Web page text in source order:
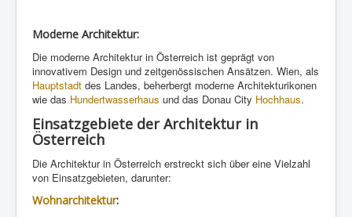
Moderne Architektur:
Die moderne Architektur in Österreich ist geprägt von
innovativem Design und zeitgenössischen Ansätzen. Wien, als
Hauptstadt des Landes, beherbergt moderne Architekturikonen
wie das Hundertwasserhaus und das Donau City Hochhaus.
Einsatzgebiete der Architektur in
Österreich
Die Architektur in Österreich erstreckt sich über eine Vielzahl
von Einsatzgebieten, darunter:
Wohnarchitektur: